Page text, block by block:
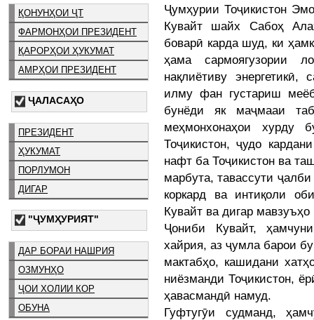
ҚОНУНҲОИ ҶТ
ФАРМОНҲОИ ПРЕЗИДЕНТ
ҚАРОРҲОИ ҲУКУМАТ
АМРҲОИ ПРЕЗИДЕНТ
ҶАЛАСАҲО
ПРЕЗИДЕНТ
ҲУКУМАТ
ПОРЛУМОН
ДИГАР
"ҶУМҲУРИЯТ"
ДАР БОРАИ НАШРИЯ
ОЗМУНҲО
ҶОИ ХОЛИИ КОР
ОБУНА
Ҷумҳурии Тоҷикистон
Кувайт шайх Сабоҳ
боварӣ карда шуд, ки
ҳама сармоягузории
нақлиётиву
илму фан густариш
бунёди як маҷмааи
меҳмонхонаҳои хурду
Тоҷикистон, ҷудо
нафт ба Тоҷикистон ва
марбута, тавассути
коркард ва интиқоли
Кувайт ва дигар
Ҷониби Кувайт,
хайрия, аз ҷумла барои
мактабҳо, кашидани
ниёзманди Тоҷикистон,
ҳавасмандӣ намуд.
Гуфтугӯи судманд,